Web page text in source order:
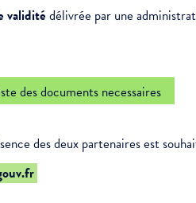
validitédélivrée par une
des documents necessaires
des deux partenaires est